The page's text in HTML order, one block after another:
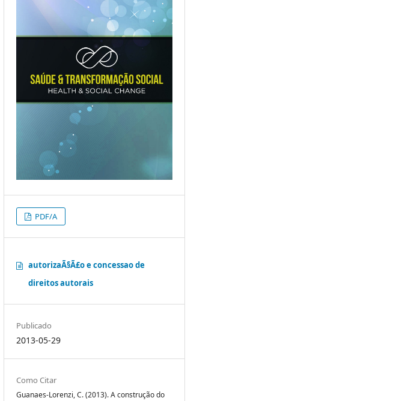
PDF/A
autorizaÃ§Ã£o e concessao de
direitos autorais
Publicado
2013-05-29
Como Citar
Guanaes-Lorenzi, C. (2013). A construção do